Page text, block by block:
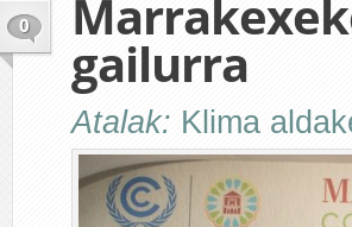
0
gailurra
Atalak: Klima